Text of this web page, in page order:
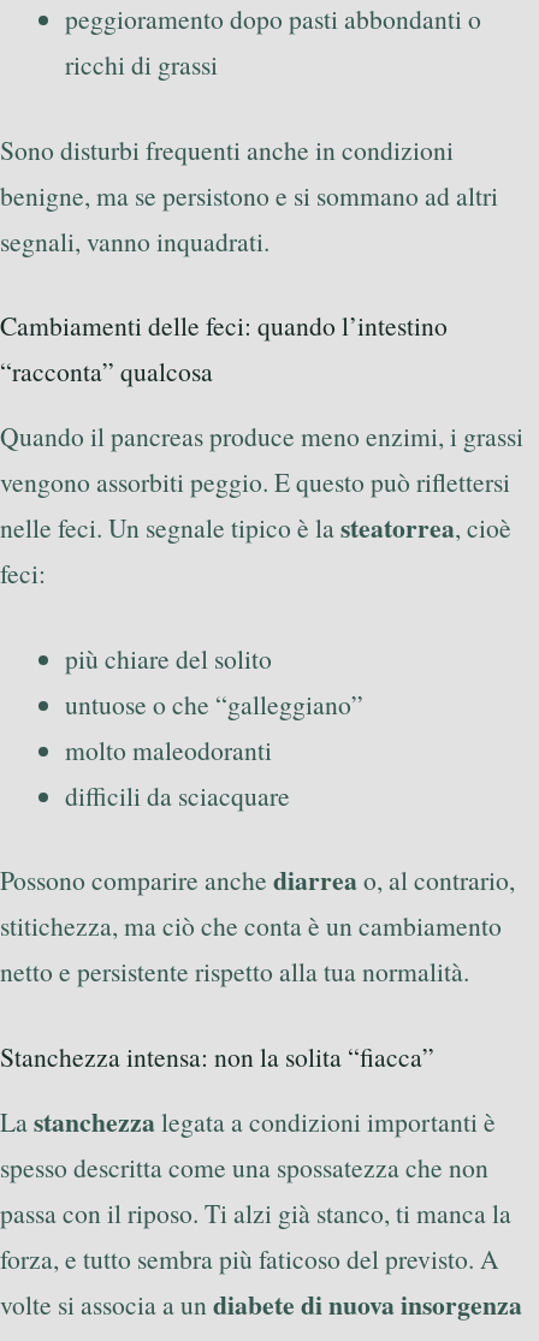
peggioramento dopo pasti abbondanti o
ricchi di grassi
Sono disturbi frequenti anche in condizioni
benigne, ma se persistono e si sommano ad altri
segnali, vanno inquadrati.
Cambiamenti delle feci: quando l’intestino
“racconta” qualcosa
Quando il pancreas produce meno enzimi, i grassi
vengono assorbiti peggio. E questo può riflettersi
nelle feci. Un segnale tipico è lasteatorrea, cioè
feci:
più chiare del solito
untuose o che “galleggiano”
molto maleodoranti
difficili da sciacquare
Possono comparire anche diarreao, al contrario,
stitichezza, ma ciò che conta è un cambiamento
netto e persistente rispetto alla tua normalità.
Stanchezza intensa: non la solita “fiacca”
Lastanchezzalegata a condizioni importanti è
spesso descritta come una spossatezza che non
passa con il riposo. Ti alzi già stanco, ti manca la
forza, e tutto sembra più faticoso del previsto. A
volte si associa a undiabete di nuova insorgenza